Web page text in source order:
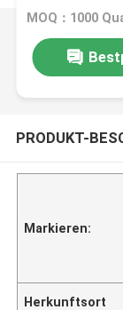
Fabrikdirekt,
Lösungen.
PRODUKT-
Markieren:
Herkunftsort